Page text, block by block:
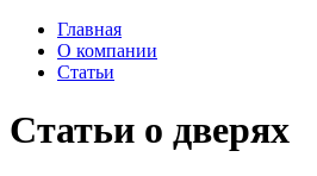
Главная
О компании
Статьи
Статьи о дверях